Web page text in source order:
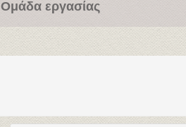
Ομάδα εργασίας